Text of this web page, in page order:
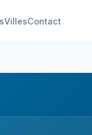
VillesContact